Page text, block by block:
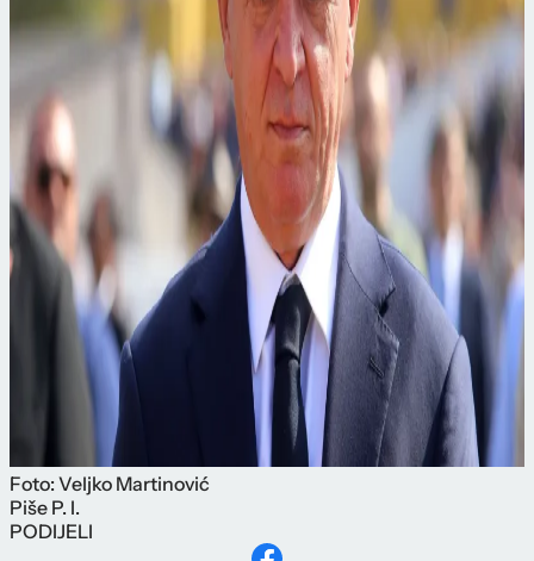
Foto: Veljko Martinović
Piše P. I.
PODIJELI